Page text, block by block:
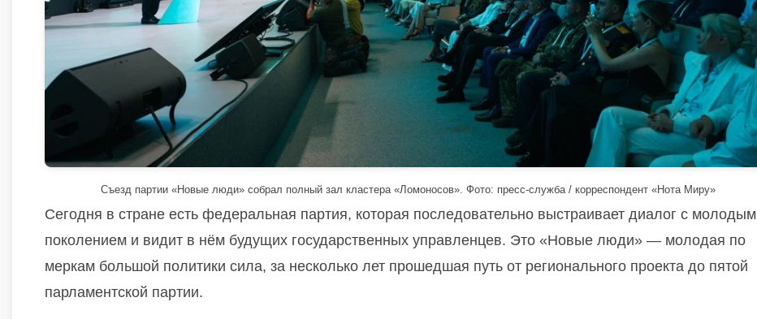
Съезд партии «Новые люди» собрал полный зал кластера «Ломоносов». Фото: пресс-служба / корреспондент «Нота Миру»
Сегодня в стране есть федеральная партия, которая последовательно выстраивает диалог с молодым
поколением и видит в нём будущих государственных управленцев. Это «Новые люди» — молодая по
меркам большой политики сила, за несколько лет прошедшая путь от регионального проекта до пятой
парламентской партии.